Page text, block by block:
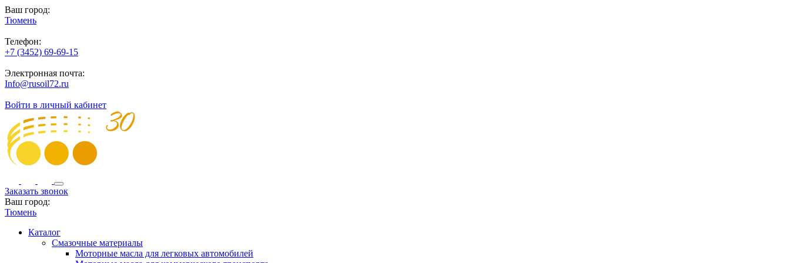
Ваш город:
Тюмень
Телефон:
+7 (3452) 69-69-15
Электронная почта:
Info@rusoil72.ru
Войти в личный кабинет
Заказать звонок
Ваш город:
Тюмень
Каталог
Смазочные материалы
Моторные масла для легковых автомобилей